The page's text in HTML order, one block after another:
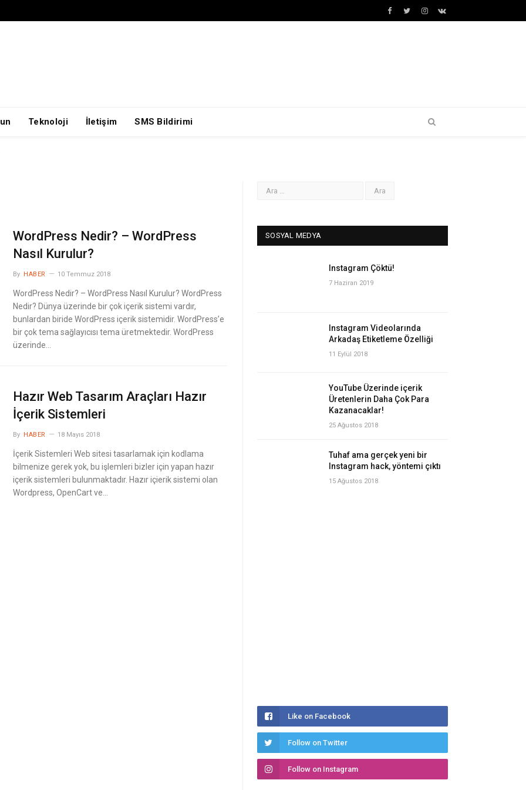
Facebook
Twitterİnstagram+
VK
Teknoloji İletişim SMS Bildirimi
WordPress Nedir? – WordPress
Nasıl Kurulur?
By HABER 10 Temmuz 2018
WordPress Nedir? – WordPress Nasıl Kurulur? WordPress
Nedir?​ Dünya üzerinde bir çok içerik sistemi vardır,
bunlardan biride WordPress içerik sistemidir. WordPress’e
bir çok tema sağlayıcısı tema üretmektedir. WordPress
üzerinde…
Hazır Web Tasarım Araçları Hazır
İçerik Sistemleri
By HABER 18 Mayıs 2018
İçerik Sistemleri Web sitesi tasarlamak için kodlama
bilmenize gerek yok, bu işlemleri bizler için yapan hazır
içerik sistemleri bulunmaktadır. Hazır içierik sistemi olan
Wordpress, OpenCart ve…
SOSYAL MEDYA
Instagram Çöktü!
7 Haziran 2019
Instagram Videolarında
Arkadaş Etiketleme Özelliği
11 Eylül 2018
YouTube Üzerinde içerik
Üretenlerin Daha Çok Para
Kazanacaklar!
25 Ağustos 2018
Tuhaf ama gerçek yeni bir
Instagram hack, yöntemi çıktı
15 Ağustos 2018
Like on Facebook
Follow on Twitter
Follow on Instagram